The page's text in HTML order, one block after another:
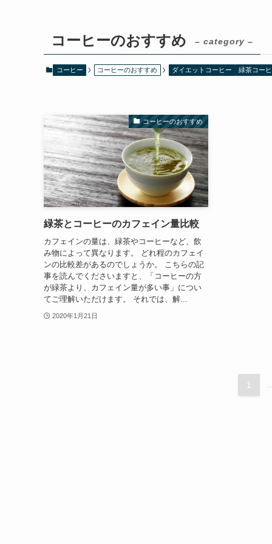
コーヒーのおすすめ – category –
コーヒー コーヒーのおすすめ ダイエットコーヒー 緑茶コー
コーヒーのおすすめ
緑茶とコーヒーのカフェイン量比較
カフェインの量は、緑茶やコーヒーなど、飲
み物によって異なります。 どれ程のカフェイ
ンの比較差があるのでしょうか。 こちらの記
事を読んでくださいますと、「コーヒーの方
が緑茶より、カフェイン量が多い事」につい
てご理解いただけます。 それでは、解...
2020年1月21日
1